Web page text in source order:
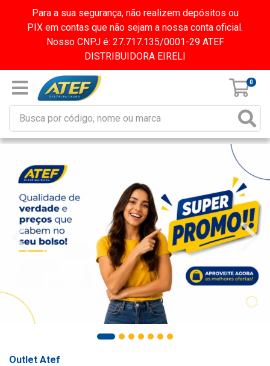
Para a sua segurança, não realizem depósitos ou
PIX em contas que não sejam a nossa conta oficial.
Nosso CNPJ é: 27.717.135/0001-29 ATEF
DISTRIBUIDORA EIRELI
0
Outlet Atef